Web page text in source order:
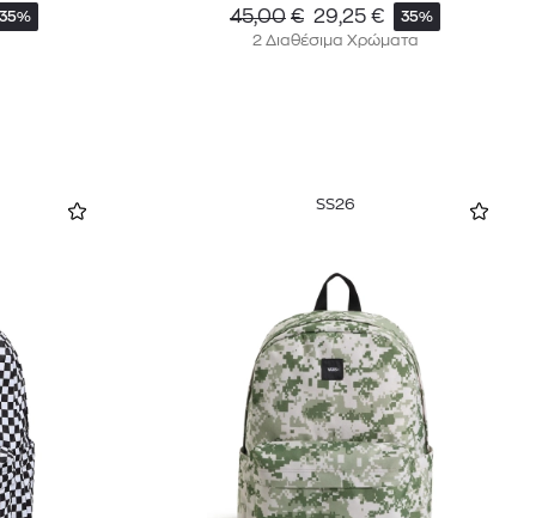
35% 45,00 € 29,25 € 35%
2 Διαθέσιμα Χρώματα
SS26